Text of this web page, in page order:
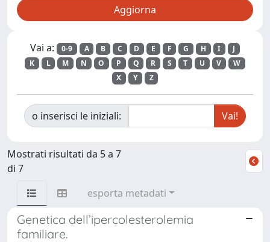
Vai a: 0-9 A B C D E F G H I
J
K
L M N O P Q R S T U V
W
X
Y Z
o inserisci le iniziali:
Mostrati risultati da 5 a 7
di 7
esporta metadati
Genetica dell’ipercolesterolemia
familiare.